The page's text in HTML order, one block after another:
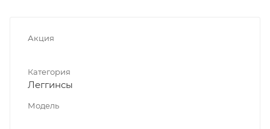
Акция
Категория
Леггинсы
Модель